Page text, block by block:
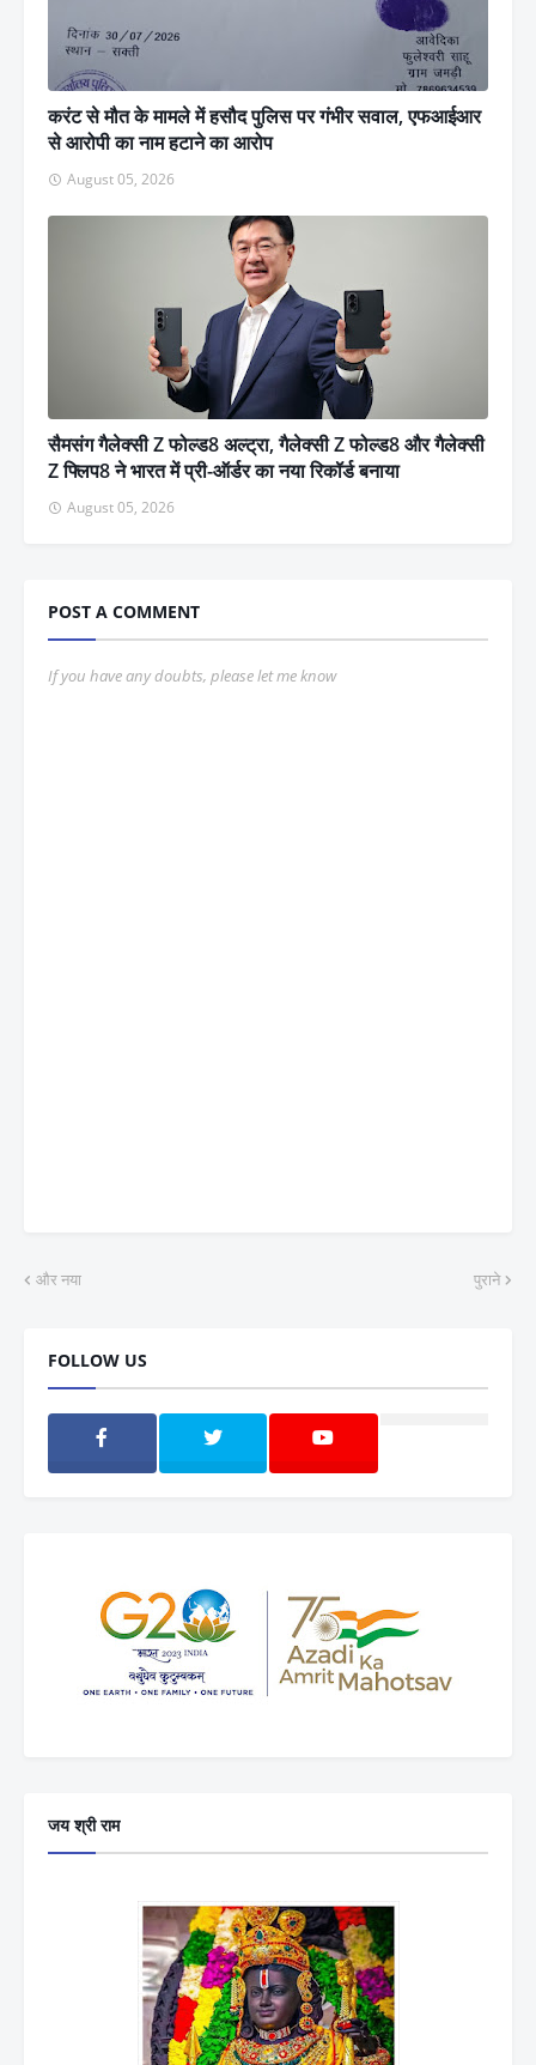
करंट से मौत के मामले में हसौद पुलिस पर गंभीर सवाल, एफआईआर
से आरोपी का नाम हटाने का आरोप
August 05, 2026
सैमसंग गैलेक्सी Z फोल्ड8 अल्ट्रा, गैलेक्सी Z फोल्ड8 और गैलेक्सी
Z फ्लिप8 ने भारत में प्री-ऑर्डर का नया रिकॉर्ड बनाया
August 05, 2026
POST A COMMENT
If you have any doubts, please let me know
और नया पुराने
FOLLOW US
जय श्री राम